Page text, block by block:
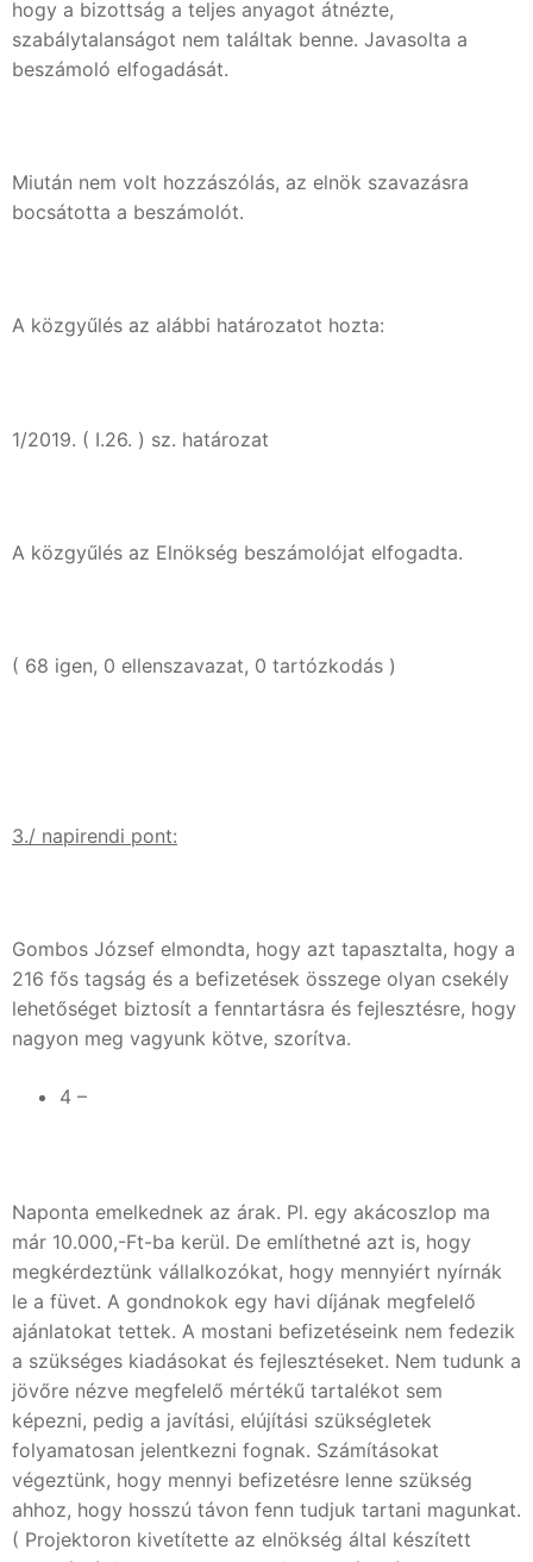
hogy a bizottság a teljes anyagot átnézte,
szabálytalanságot nem találtak benne. Javasolta a
beszámoló elfogadását.
Miután nem volt hozzászólás, az elnök szavazásra
bocsátotta a beszámolót.
A közgyűlés az alábbi határozatot hozta:
1/2019. ( I.26. ) sz. határozat
A közgyűlés az Elnökség beszámolójat elfogadta.
( 68 igen, 0 ellenszavazat, 0 tartózkodás )
3./ napirendi pont:
Gombos József elmondta, hogy azt tapasztalta, hogy a
216 fős tagság és a befizetések összege olyan csekély
lehetőséget biztosít a fenntartásra és fejlesztésre, hogy
nagyon meg vagyunk kötve, szorítva.
4 –
Naponta emelkednek az árak. Pl. egy akácoszlop ma
már 10.000,-Ft-ba kerül. De említhetné azt is, hogy
megkérdeztünk vállalkozókat, hogy mennyiért nyírnák
le a füvet. A gondnokok egy havi díjának megfelelő
ajánlatokat tettek. A mostani befizetéseink nem fedezik
a szükséges kiadásokat és fejlesztéseket. Nem tudunk a
jövőre nézve megfelelő mértékű tartalékot sem
képezni, pedig a javítási, elújítási szükségletek
folyamatosan jelentkezni fognak. Számításokat
végeztünk, hogy mennyi befizetésre lenne szükség
ahhoz, hogy hosszú távon fenn tudjuk tartani magunkat.
( Projektoron kivetítette az elnökség által készített